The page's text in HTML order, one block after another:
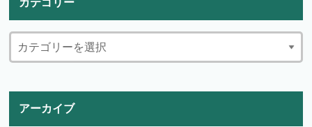
カテゴリー
アーカイブ